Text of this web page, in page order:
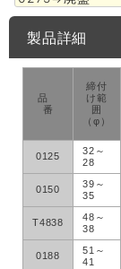
製品詳細
品
番
締付
け範
囲
（φ）
0125
32～
28
0150
39～
35
T4838
48～
38
0188
51～
41